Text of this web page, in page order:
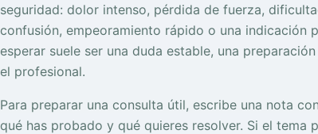
seguridad: dolor intenso, pérdida de fuerza,
confusión, empeoramiento rápido o una indicación
esperar suele ser una duda estable, una
el profesional.
Para preparar una consulta útil, escribe una nota
qué has probado y qué quieres resolver. Si el tema